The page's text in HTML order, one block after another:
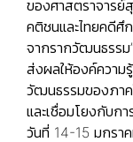
ของศาสตราจารย์
คติชนและไทยคดีศึ
จากรากวัฒนธรรม
ส่งผลให้องค์ความ
วัฒนธรรมของภาค
และเชื่อมโยงกับก
วันที่ 14-15 มกร